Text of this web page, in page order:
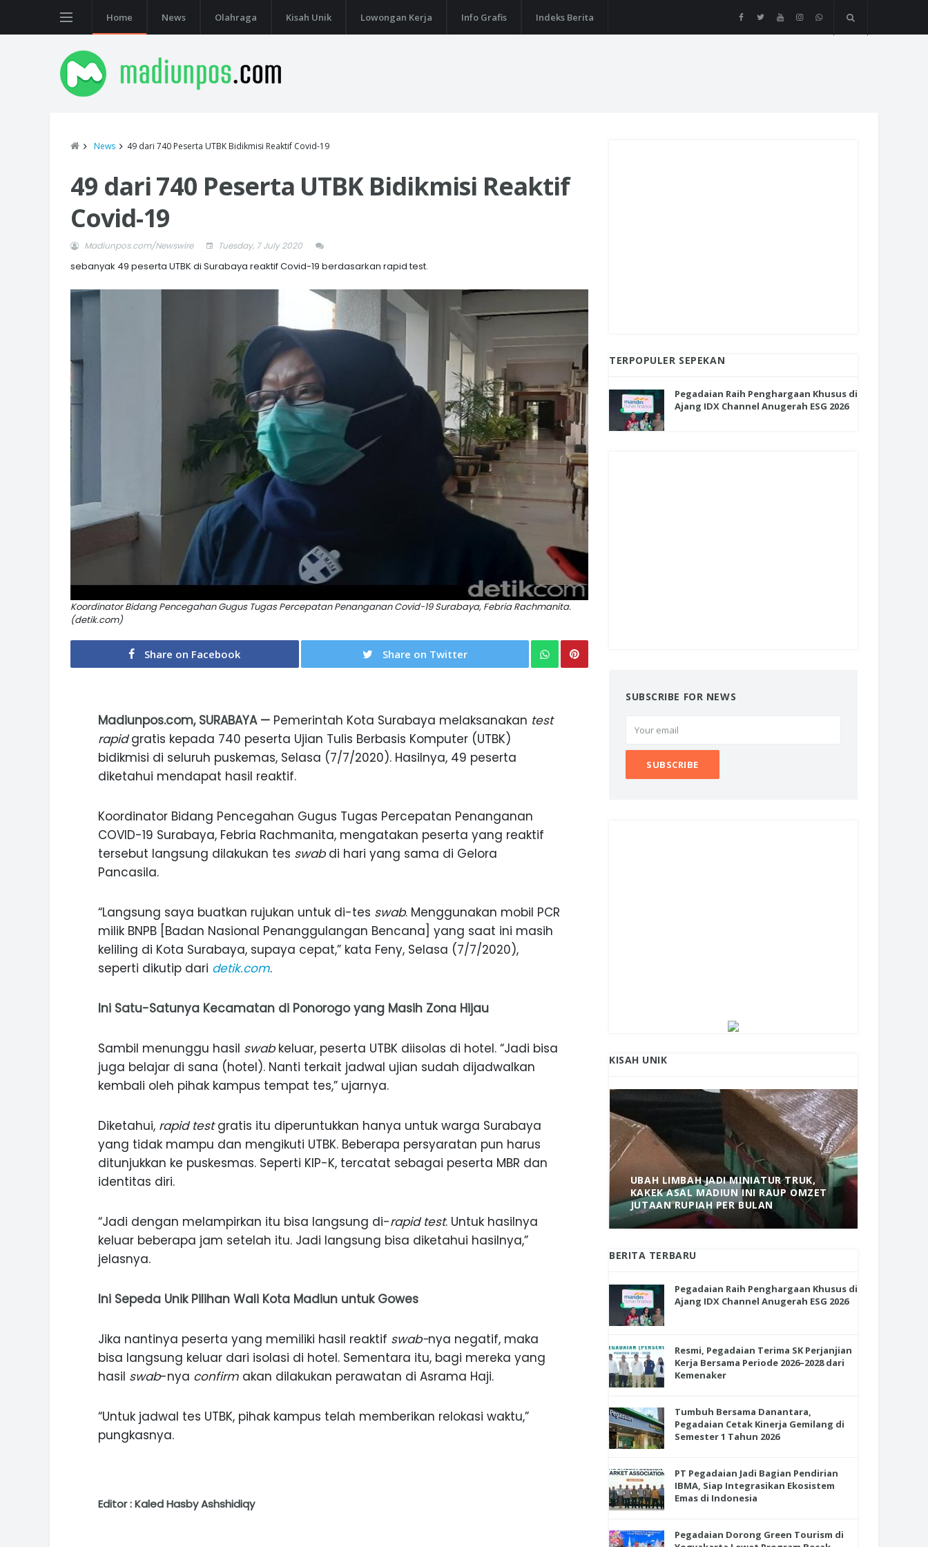
Home News Olahraga Kisah Unik Lowongan Kerja Info Grafis Indeks Berita
News 49 dari 740 Peserta UTBK Bidikmisi Reaktif Covid-19
49 dari 740 Peserta UTBK Bidikmisi Reaktif
Covid-19
Madiunpos.com/Newswire Tuesday, 7 July 2020
sebanyak 49 peserta UTBK di Surabaya reaktif Covid-19 berdasarkan rapid test.
Koordinator Bidang Pencegahan Gugus Tugas Percepatan Penanganan Covid-19 Surabaya, Febria Rachmanita.
(detik.com)
Share on Facebook Share on Twitter
Madiunpos.com, SURABAYA — Pemerintah Kota Surabaya melaksanakan test
rapidgratis kepada 740 peserta Ujian Tulis Berbasis Komputer (UTBK)
bidikmisi di seluruh puskemas, Selasa (7/7/2020). Hasilnya, 49 peserta
diketahui mendapat hasil reaktif.
Koordinator Bidang Pencegahan Gugus Tugas Percepatan Penanganan
COVID-19 Surabaya, Febria Rachmanita, mengatakan peserta yang reaktif
tersebut langsung dilakukan tes swabdi hari yang sama di Gelora
Pancasila.
“Langsung saya buatkan rujukan untuk di-tes swab. Menggunakan mobil PCR
milik BNPB [Badan Nasional Penanggulangan Bencana] yang saat ini masih
keliling di Kota Surabaya, supaya cepat,” kata Feny, Selasa (7/7/2020),
seperti dikutip dari detik.com.
Ini Satu-Satunya Kecamatan di Ponorogo yang Masih Zona Hijau
Sambil menunggu hasil swabkeluar, peserta UTBK diisolas di hotel. “Jadi bisa
juga belajar di sana (hotel). Nanti terkait jadwal ujian sudah dijadwalkan
kembali oleh pihak kampus tempat tes,” ujarnya.
Diketahui, rapid testgratis itu diperuntukkan hanya untuk warga Surabaya
yang tidak mampu dan mengikuti UTBK. Beberapa persyaratan pun harus
ditunjukkan ke puskesmas. Seperti KIP-K, tercatat sebagai peserta MBR dan
identitas diri.
“Jadi dengan melampirkan itu bisa langsung di-rapid test. Untuk hasilnya
keluar beberapa jam setelah itu. Jadi langsung bisa diketahui hasilnya,”
jelasnya.
Ini Sepeda Unik Pilihan Wali Kota Madiun untuk Gowes
Jika nantinya peserta yang memiliki hasil reaktif swab-nya negatif, maka
bisa langsung keluar dari isolasi di hotel. Sementara itu, bagi mereka yang
hasil swab-nya confirm akan dilakukan perawatan di Asrama Haji.
“Untuk jadwal tes UTBK, pihak kampus telah memberikan relokasi waktu,”
pungkasnya.
Editor : Kaled Hasby Ashshidiqy
TERPOPULER SEPEKAN
Pegadaian Raih Penghargaan Khusus di
Ajang IDX Channel Anugerah ESG 2026
SUBSCRIBE FOR NEWS
KISAH UNIK
UBAH LIMBAH JADI MINIATUR TRUK,
KAKEK ASAL MADIUN INI RAUP OMZET
JUTAAN RUPIAH PER BULAN
BERITA TERBARU
Pegadaian Raih Penghargaan Khusus di
Ajang IDX Channel Anugerah ESG 2026
Resmi, Pegadaian Terima SK Perjanjian
Kerja Bersama Periode 2026–2028 dari
Kemenaker
Tumbuh Bersama Danantara,
Pegadaian Cetak Kinerja Gemilang di
Semester 1 Tahun 2026
PT Pegadaian Jadi Bagian Pendirian
IBMA, Siap Integrasikan Ekosistem
Emas di Indonesia
Pegadaian Dorong Green Tourism di